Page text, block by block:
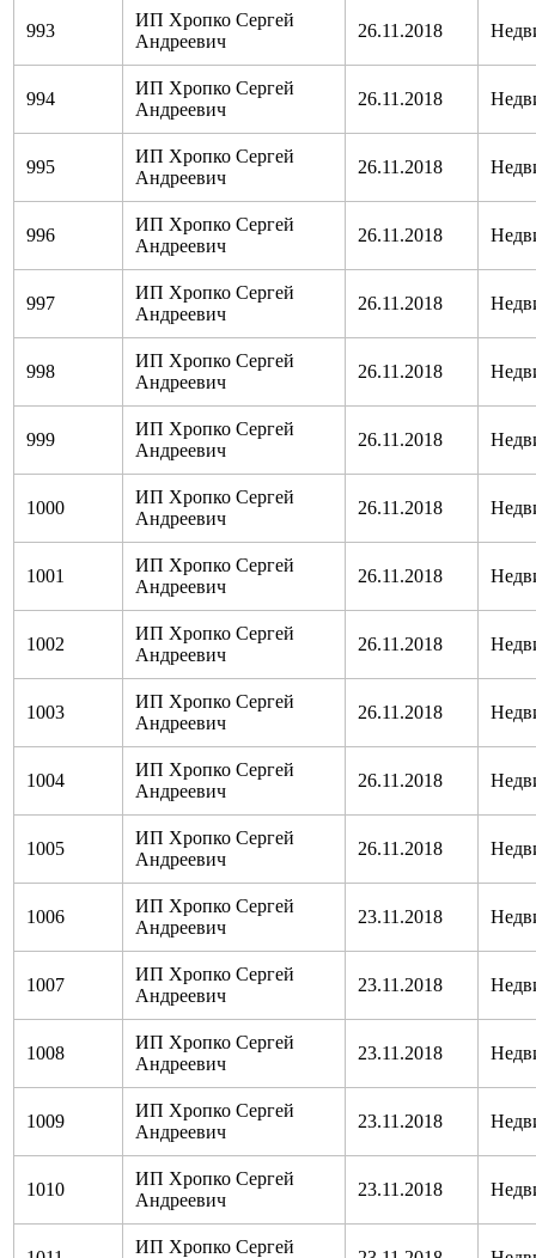
993
ИП Хропко Сергей
Андреевич
26.11.2018
994
ИП Хропко Сергей
Андреевич
26.11.2018
995
ИП Хропко Сергей
Андреевич
26.11.2018
996
ИП Хропко Сергей
Андреевич
26.11.2018
997
ИП Хропко Сергей
Андреевич
26.11.2018
998
ИП Хропко Сергей
Андреевич
26.11.2018
999
ИП Хропко Сергей
Андреевич
26.11.2018
1000
ИП Хропко Сергей
Андреевич
26.11.2018
1001
ИП Хропко Сергей
Андреевич
26.11.2018
1002
ИП Хропко Сергей
Андреевич
26.11.2018
1003
ИП Хропко Сергей
Андреевич
26.11.2018
1004
ИП Хропко Сергей
Андреевич
26.11.2018
1005
ИП Хропко Сергей
Андреевич
26.11.2018
1006
ИП Хропко Сергей
Андреевич
23.11.2018
1007
ИП Хропко Сергей
Андреевич
23.11.2018
1008
ИП Хропко Сергей
Андреевич
23.11.2018
1009
ИП Хропко Сергей
Андреевич
23.11.2018
1010
ИП Хропко Сергей
Андреевич
23.11.2018
ИП Хропко Сергей